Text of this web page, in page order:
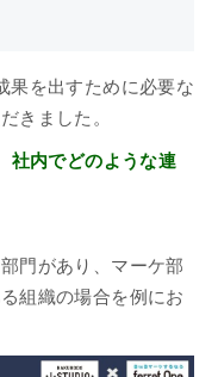
果を出すために必要な
きました。
社内でどのような連
門があり、マーケ部
組織の場合を例にお